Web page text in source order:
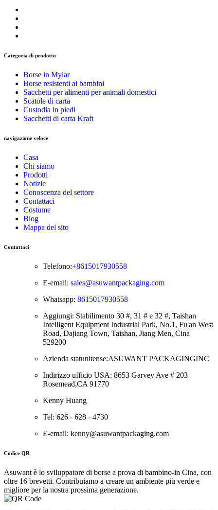
Categoria di prodotto
Borse in Mylar
Borse resistenti ai bambini
Sacchetti per alimenti per animali domestici
Scatole di carta
Custodia in piedi
Sacchetti di carta Kraft
navigazione veloce
Casa
Chi siamo
Prodotti
Notizie
Conoscenza del settore
Contattaci
Costume
Blog
Mappa del sito
Contattaci
Telefono:+8615017930558
E-email: sales@asuwantpackaging.com
Whatsapp: 8615017930558
Aggiungi: Stabilimento 30 #, 31 # e 32 #, Taishan
Intelligent Equipment Industrial Park, No.1, Fu'an West
Road, Dajiang Town, Taishan, Jiang Men, Cina
529200
Azienda statunitense:ASUWANT PACKAGINGINC
Indirizzo ufficio USA: 8653 Garvey Ave # 203
Rosemead,CA 91770
Kenny Huang
Tel: 626 - 628 - 4730
E-email: kenny@asuwantpackaging.com
Codice QR
Asuwant è lo sviluppatore di borse a prova di bambino-in Cina, con
oltre 16 brevetti. Contribuiamo a creare un ambiente più verde e
migliore per la nostra prossima generazione.